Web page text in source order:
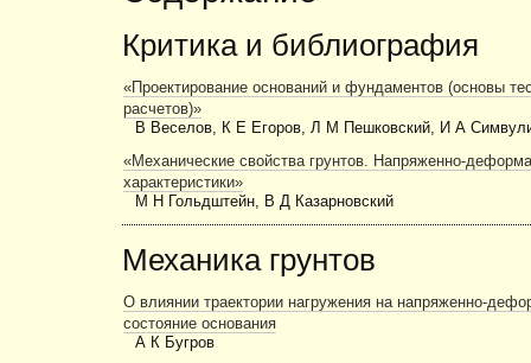
Критика и библиография
«Проектирование оснований и фундаментов (основы
расчетов)»
В Веселов, К Е Егоров, Л М Пешковский, И А
«Механические свойства грунтов. Напряженно-
характеристики»
М Н Гольдштейн, В Д Казарновский
Механика грунтов
О влиянии траектории нагружения на напряженно-
состояние основания
А К Бугров